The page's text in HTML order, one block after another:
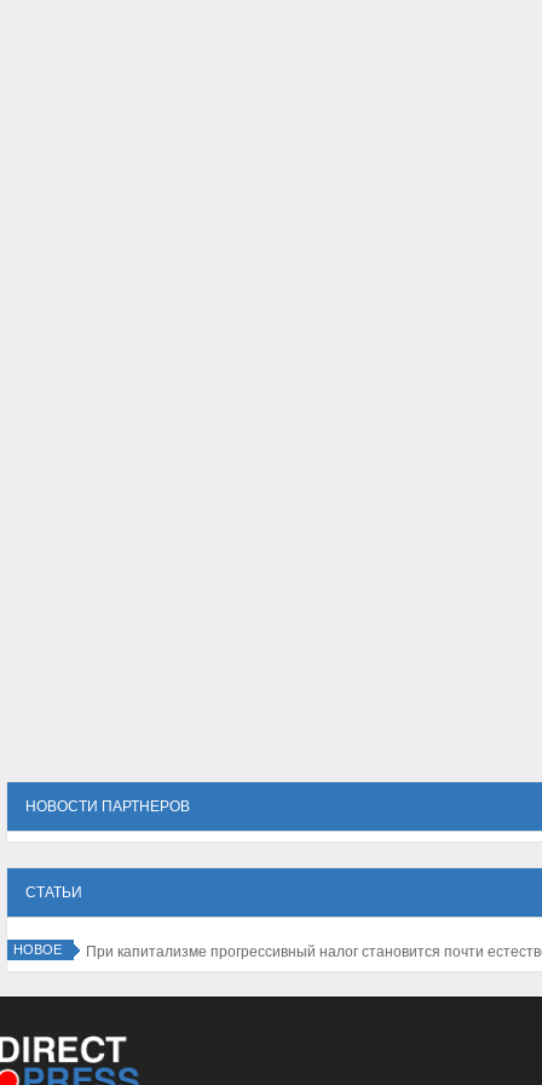
НОВОСТИ ПАРТНЕРОВ
СТАТЬИ
НОВОЕ При капитализме прогрессивный налог становится почти